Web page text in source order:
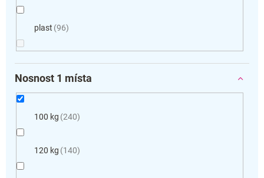
plast 96
Nosnost 1 místa
100 kg 240
120 kg 140